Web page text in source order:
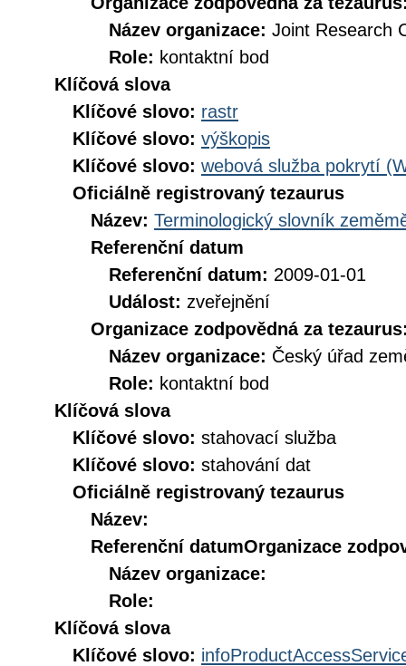
Název organizace: Joint Research
Role: kontaktní bod
Klíčová slova
Klíčové slovo: rastr
Klíčové slovo: výškopis
Klíčové slovo: webová služba pokrytí
Oficiálně registrovaný tezaurus
Název: Terminologický slovník
Referenční datum
Referenční datum: 2009-01-01
Událost: zveřejnění
Organizace zodpovědná za
Název organizace: Český úřad
Role: kontaktní bod
Klíčová slova
Klíčové slovo: stahovací služba
Klíčové slovo: stahování dat
Oficiálně registrovaný tezaurus
Název:
Referenční datumOrganizace
Název organizace:
Role:
Klíčová slova
Klíčové slovo: